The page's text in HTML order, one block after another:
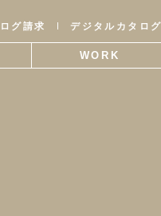
グ請求 デジタルカタログ
WORK